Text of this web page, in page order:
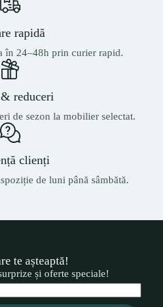
rapidă
în 24–48h prin curier rapid.
reduceri
de sezon la mobilier selectat.
clienți
de luni până sâmbătă.
te așteaptă!
și oferte speciale!